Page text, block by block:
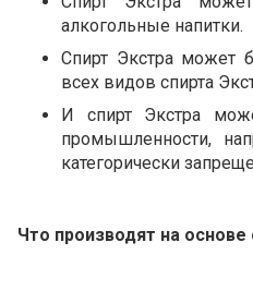
алкогольные напитки.
Спирт Экстра может
всех видов спирта
И спирт Экстра
промышленности,
категорически
Что производят на основе